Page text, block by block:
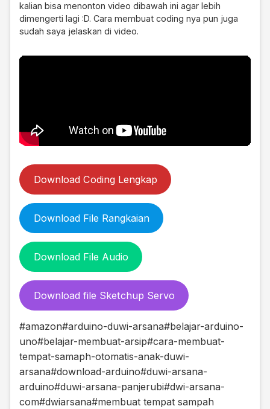
kalian bisa menonton video dibawah ini agar lebih
dimengerti lagi :D. Cara membuat coding nya pun juga
sudah saya jelaskan di video.
Download Coding Lengkap
Download File Rangkaian
Download File Audio
Download file Sketchup Servo
#amazon#arduino-duwi-arsana#belajar-arduino-
uno#belajar-membuat-arsip#cara-membuat-
tempat-samaph-otomatis-anak-duwi-
arsana#download-arduino#duwi-arsana-
arduino#duwi-arsana-panjerubi#dwi-arsana-
com#dwiarsana#membuat tempat sampah